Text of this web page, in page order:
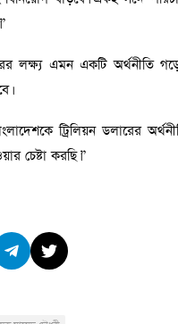
লক্ষ্য এমন একটি অর্থনীতি
ট্রিলিয়ন ডলারের
চেষ্টা করছি।”